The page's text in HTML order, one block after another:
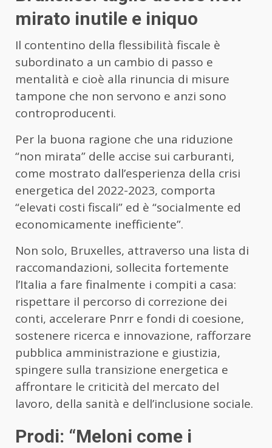
mirato inutile e iniquo
Il contentino della flessibilità fiscale è
subordinato a un cambio di passo e
mentalità e cioè alla rinuncia di misure
tampone che non servono e anzi sono
controproducenti.
Per la buona ragione che una riduzione
“non mirata” delle accise sui carburanti,
come mostrato dall’esperienza della crisi
energetica del 2022-2023, comporta
“elevati costi fiscali” ed è “socialmente ed
economicamente inefficiente”.
Non solo, Bruxelles, attraverso una lista di
raccomandazioni, sollecita fortemente
l’Italia a fare finalmente i compiti a casa:
rispettare il percorso di correzione dei
conti, accelerare Pnrr e fondi di coesione,
sostenere ricerca e innovazione, rafforzare
pubblica amministrazione e giustizia,
spingere sulla transizione energetica e
affrontare le criticità del mercato del
lavoro, della sanità e dell’inclusione sociale.
Prodi: “Meloni come i